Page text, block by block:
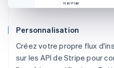
Hair Flair
Personnalisation
Créez votre propre flux
sur les API de Stripe pour